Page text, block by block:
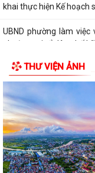
khai thực hiện Kế hoạch
UBND phường làm
phường tại tổ dân phố
PHƯỜNG KIẾN AN
TIẾN ĐỘ ĐO ĐẠC, LẬP
Khai mạc huấn luyện
Lễ chào cờ tháng 8/2026
Thông báo số 1298/
hoạch, danh mục khu
THƯ VIỆN ẢNH